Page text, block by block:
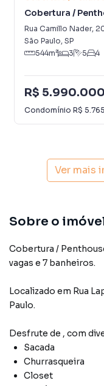
Cobertura /
Rua Camillo Nader,
São Paulo, SP
544m² 3 5 4
R$
Condomínio R$
Ver mais
Sobre o
Cobertura /
vagas e 7 banheiros.
Localizado em Rua
Paulo.
Desfrute de , com
Sacada
Churrasqueira
Closet